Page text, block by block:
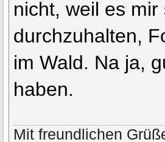
nicht, weil es
durchzuhalten,
im Wald. Na ja,
haben.
Mit freundlichen